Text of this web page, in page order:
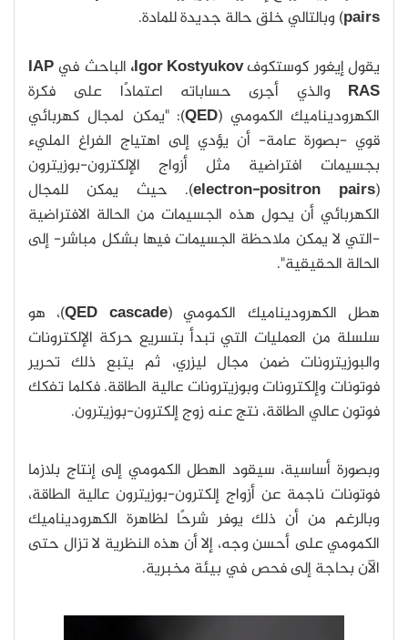
pairs) وبالتالي خلق حالة جديدة للمادة.
يقول إيغور كوستكوفIgor Kostyukov، الباحث فيIAP
RAS والذي أجرى حساباته اعتمادًا على فكرة
الكهروديناميك الكمومي (QED): "يمكن لمجال كهربائي
قوي -بصورة عامة- أن يؤدي إلى اهتياج الفراغ المليء
بجسيمات افتراضية مثل أزواج الإلكترون-بوزيترون
(
electron-positron pairs). حيث يمكن للمجال
الكهربائي أن يحول هذه الجسيمات من الحالة الافتراضية
-التي لا يمكن ملاحظة الجسيمات فيها بشكل مباشر- إلى
الحالة الحقيقية".
هطل الكهروديناميك الكمومي (QED cascade)، هو
سلسلة من العمليات التي تبدأ بتسريع حركة الإلكترونات
والبوزيترونات ضمن مجال ليزري، ثم يتبع ذلك تحرير
فوتونات وإلكترونات وبوزيترونات عالية الطاقة. فكلما تفكك
فوتون عالي الطاقة، نتج عنه زوج إلكترون-بوزيترون.
وبصورة أساسية، سيقود الهطل الكمومي إلى إنتاج بلازما
فوتونات ناجمة عن أزواج إلكترون-بوزيترون عالية الطاقة،
وبالرغم من أن ذلك يوفر شرحًا لظاهرة الكهروديناميك
الكمومي على أحسن وجه، إلا أن هذه النظرية لا تزال حتى
الآن بحاجة إلى فحص في بيئة مخبرية.